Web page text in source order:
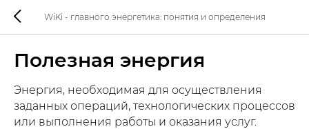
WiKi - главного энергетика: понятия и определения
Полезная энергия
Энергия, необходимая для осуществления
заданных операций, технологических процессов
или выполнения работы и оказания услуг.